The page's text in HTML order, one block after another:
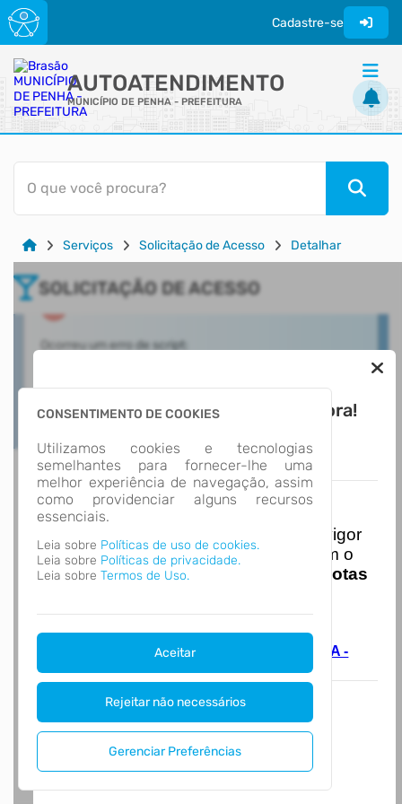
Cadastre-se
AUTOATENDIMENTO
MUNICÍPIO DE PENHA - PREFEITURA
ACESSO RÁPIDO
Acessibilidade
Transparência
O que você procura?
Serviços Solicitação de Acesso Detalhar
CONSENTIMENTO DE COOKIES
Utilizamos cookies e tecnologias
semelhantes para fornecer-lhe uma
melhor experiência de navegação, assim
como providenciar alguns recursos
essenciais.
Leia sobre Políticas de uso de cookies.
Leia sobre Políticas de privacidade.
Leia sobre Termos de Uso.
Aceitar
Rejeitar não necessários
Gerenciar Preferências
Novo APP Atende.Net! Baixe Agora!
Nota Nacional
entra em vigor
a obrigatoriedade de integração com o
Ambiente de Dados Nacional das
Notas
entraram em vigornovas regras,
acesse o link abaixo e saiba mais.
Autoatendimento - MUNICÍPIO DE PENHA -
SOLICITAÇÃO DE ACESSO